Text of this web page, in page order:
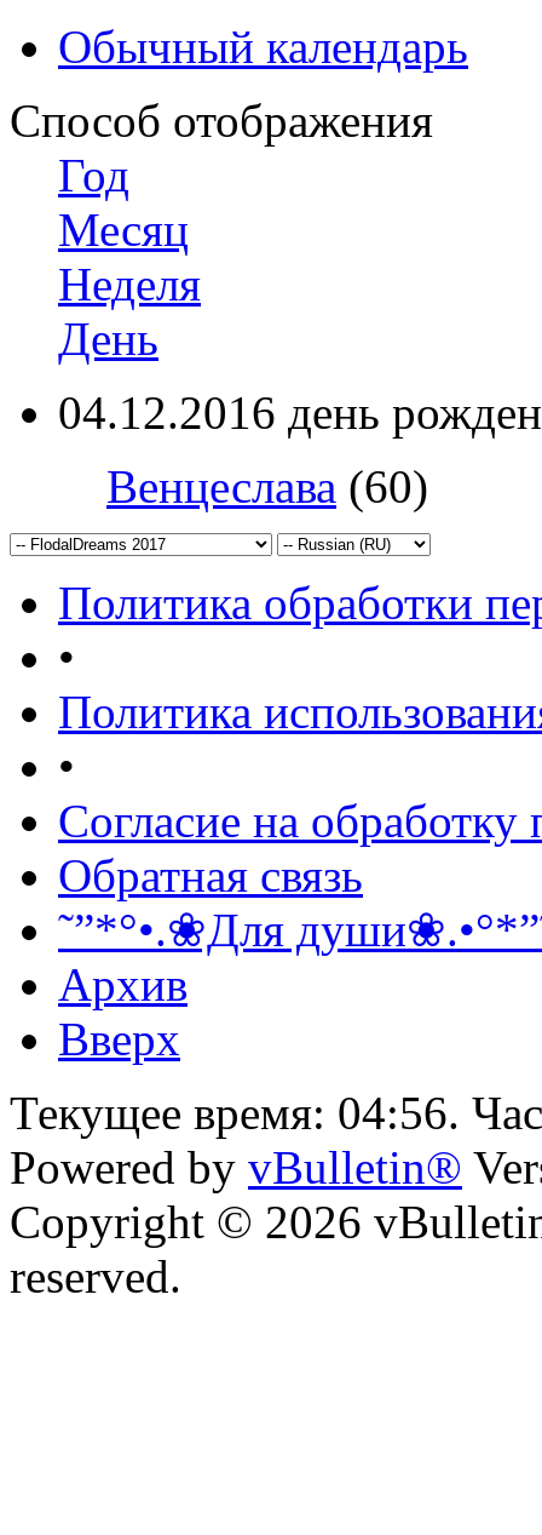
Обычный календарь
Способ отображения
Год
Месяц
Неделя
День
04.12.2016 день
Венцеслава (60)
Политика обработки
•
Политика
•
Согласие на
Обратная связь
˜”*°•.❀Для
Архив
Вверх
Текущее время: 04:56.
Powered by vBulletin®
Copyright © 2026
reserved.